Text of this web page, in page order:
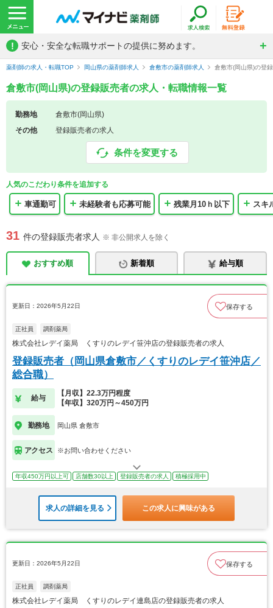
! 安心・安全な転職サポートの提供に努めます。
薬剤師の求人・転職TOP 岡山県の薬剤師求人 倉敷市の薬剤師求人 倉敷市(岡山県)の登
倉敷市(岡山県)の登録販売者の求人・転職情報一覧
勤務地
倉敷市(岡山県)
その他
登録販売者の求人
条件を変更する
人気のこだわり条件を追加する
車通勤可 未経験者も応募可能 残業月10ｈ以下 スキ
31 件の登録販売者求人 ※ 非公開求人を除く
おすすめ順 新着順 給与順
更新日：2026年5月22日 保存する
正社員 調剤薬局
株式会社レデイ薬局 くすりのレデイ笹沖店の登録販売者の求人
登録販売者（岡山県倉敷市／くすりのレデイ笹沖店／
総合職）
給与
【月収】22.3万円程度
【年収】320万円～450万円
勤務地 岡山県 倉敷市
アクセス ※お問い合わせください
年収450万円以上可 店舗数30以上 登録販売者の求人 積極採用中
求人の詳細を見る この求人に興味がある
更新日：2026年5月22日 保存する
正社員 調剤薬局
株式会社レデイ薬局 くすりのレデイ連島店の登録販売者の求人